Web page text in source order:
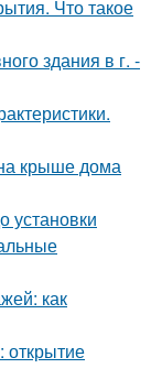
Что такое
здания в г. -
крыше дома
установки
как
открытие